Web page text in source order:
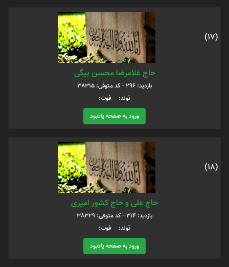
(17)
حاج غلامرضا محسن بیگی
بازدید: 296 - کد متوفی: 38315
تولد: فوت:
ورود به صفحه یادبود
(18)
حاج علی و حاج کشور امیری
بازدید: 314 - کد متوفی: 38329
تولد: فوت:
ورود به صفحه یادبود